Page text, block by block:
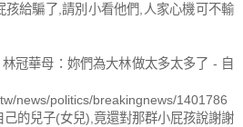
孩給騙了,請別小看他們,人家心機可不輸
冠華母：妳們為大林做太多太多了 - 自
news/politics/breakingnews/1401786
己的兒子(女兒),竟還對那群小屁孩說謝謝